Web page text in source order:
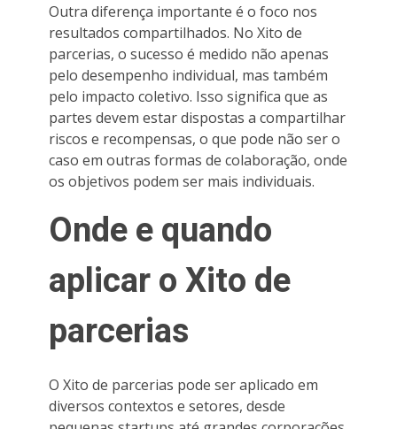
Outra diferença importante é o foco nos
resultados compartilhados. No Xito de
parcerias, o sucesso é medido não apenas
pelo desempenho individual, mas também
pelo impacto coletivo. Isso significa que as
partes devem estar dispostas a compartilhar
riscos e recompensas, o que pode não ser o
caso em outras formas de colaboração, onde
os objetivos podem ser mais individuais.
Onde e quando
aplicar o Xito de
parcerias
O Xito de parcerias pode ser aplicado em
diversos contextos e setores, desde